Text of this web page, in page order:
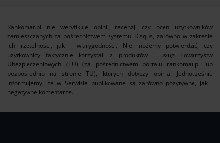
Rankomat.pl nie weryfikuje opinii, recenzji czy ocen użytkowników
zamieszczanych za pośrednictwem systemu Disqus, zarówno w zakresie
ich rzetelności, jak i wiarygodności. Nie możemy potwierdzić, czy
użytkownicy faktycznie korzystali z produktów i usług Towarzystw
Ubezpieczeniowych (TU) (za pośrednictwem portalu rankomat.pl lub
bezpośrednio na stronie TU), których dotyczy opinia. Jednocześnie
informujemy, że w Serwisie publikowane są zarówno pozytywne, jak i
negatywne komentarze.